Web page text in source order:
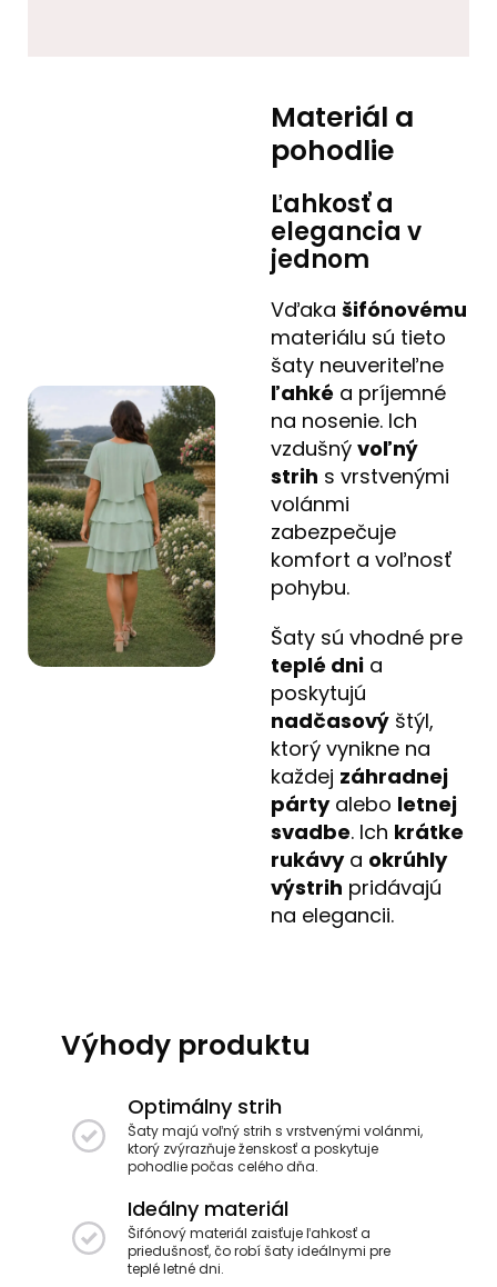
Materiál a
pohodlie
Ľahkosť a
elegancia v
jednom
Vďaka šifónovému
materiálu sú tieto
šaty neuveriteľne
ľahké a príjemné
na nosenie. Ich
vzdušný voľný
strih s vrstvenými
volánmi
zabezpečuje
komfort a voľnosť
pohybu.
Šaty sú vhodné pre
teplé dni a
poskytujú
nadčasový štýl,
ktorý vynikne na
každej záhradnej
pártyalebo letnej
svadbe. Ich krátke
rukávya okrúhly
výstrih pridávajú
na elegancii.
Výhody produktu
Optimálny strih
Šaty majú voľný strih s vrstvenými volánmi,
ktorý zvýrazňuje ženskosť a poskytuje
pohodlie počas celého dňa.
Ideálny materiál
Šifónový materiál zaisťuje ľahkosť a
priedušnosť, čo robí šaty ideálnymi pre
teplé letné dni.